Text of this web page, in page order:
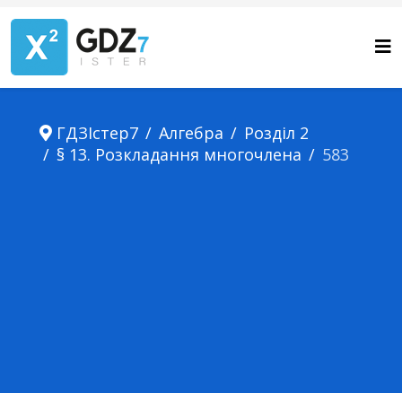
ГДЗІстер7 Алгебра
Розділ 2
§ 13. Розкладання многочлена
583